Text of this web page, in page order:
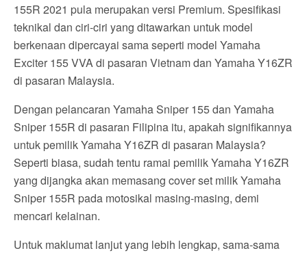
155R 2021 pula merupakan versi Premium. Spesifikasi
teknikal dan ciri-ciri yang ditawarkan untuk model
berkenaan dipercayai sama seperti model Yamaha
Exciter 155 VVA di pasaran Vietnam dan Yamaha Y16ZR
di pasaran Malaysia.
Dengan pelancaran Yamaha Sniper 155 dan Yamaha
Sniper 155R di pasaran Filipina itu, apakah signifikannya
untuk pemilik Yamaha Y16ZR di pasaran Malaysia?
Seperti biasa, sudah tentu ramai pemilik Yamaha Y16ZR
yang dijangka akan memasang cover set milik Yamaha
Sniper 155R pada motosikal masing-masing, demi
mencari kelainan.
Untuk maklumat lanjut yang lebih lengkap, sama-sama